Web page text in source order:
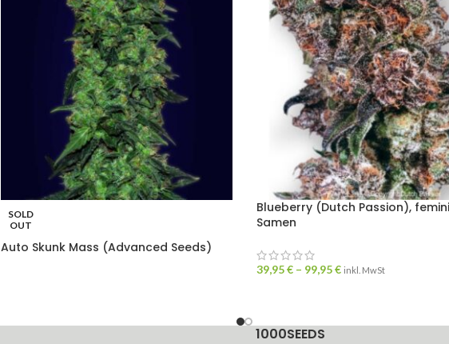
SOLD
OUT
Auto Skunk Mass (Advanced Seeds)
Blueberry (Dutch Passion),
Samen
39,95€ – 99,95€ inkl. MwSt
1000SEEDS